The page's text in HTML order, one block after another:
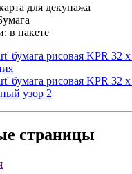
для декупажа
в пакете
бумага рисовая KPR 32
бумага рисовая KPR 32
узор 2
страницы